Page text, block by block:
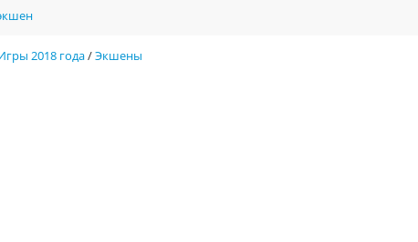
2018 года/Экшены